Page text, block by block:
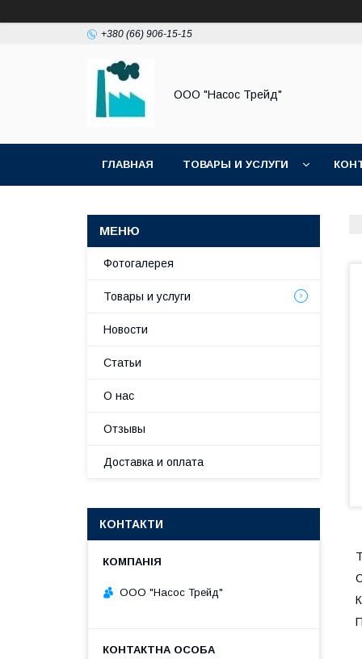
+380 (66) 906-15-15
ООО "Насос Трейд"
ГЛАВНАЯ ТОВАРЫ И УСЛУГИ
Фотогалерея
Товары и услуги
Новости
Статьи
О нас
Отзывы
Доставка и оплата
КОНТАКТИ
ООО "Насос Трейд"